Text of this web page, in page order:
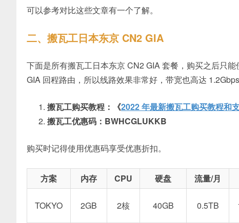
可以参考对比这些文章有一个了解。
二、搬瓦工日本东京 CN2 GIA
下面是所有搬瓦工日本东京 CN2 GIA 套餐，购买之后只
GIA 回程路由，所以线路效果非常好，带宽也高达 1.2Gbps
搬瓦工购买教程：《2022 年最新搬瓦工购买教程和
搬瓦工优惠码：BWHCGLUKKB
购买时记得使用优惠码享受优惠折扣。
方案 内存 CPU 硬盘 流量/月
TOKYO 2GB 2核 40GB 0.5TB